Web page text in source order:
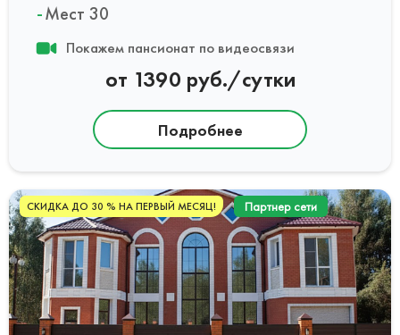
Мест 30
Покажем пансионат по видеосвязи
от 1390 руб./сутки
Подробнее
СКИДКА ДО 30 % НА ПЕРВЫЙ МЕСЯЦ! Партнер сети